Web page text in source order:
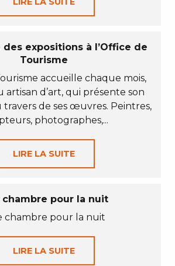
des expositions à l’Office de
Tourisme
accueille chaque mois,
artisan d’art, qui présente son
travers de ses œuvres. Peintres,
photographes,...
LIRE LA SUITE
chambre pour la nuit
chambre pour la nuit
LIRE LA SUITE